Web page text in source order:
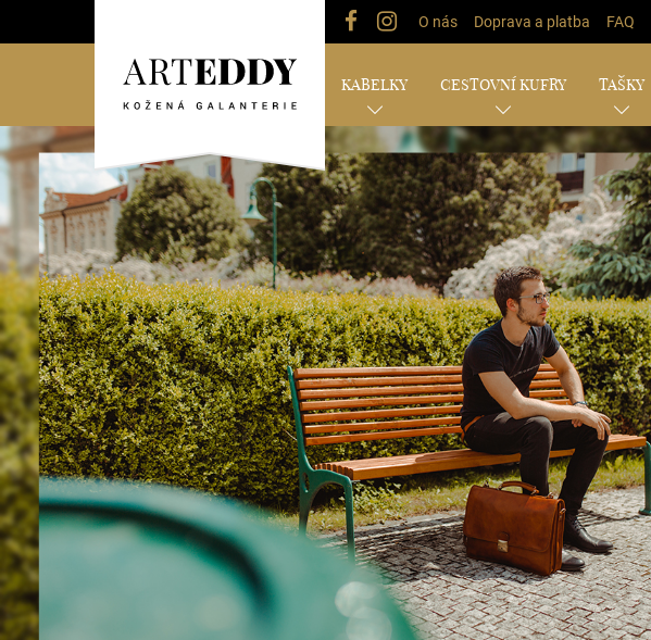
O nás Doprava a platba FAQ
KABELKY CESTOVNÍ KUFRY TAŠKY